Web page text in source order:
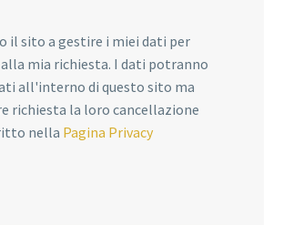
il sito a gestire i miei dati per
mia richiesta. I dati potranno
all'interno di questo sito ma
richiesta la loro cancellazione
nella Pagina Privacy